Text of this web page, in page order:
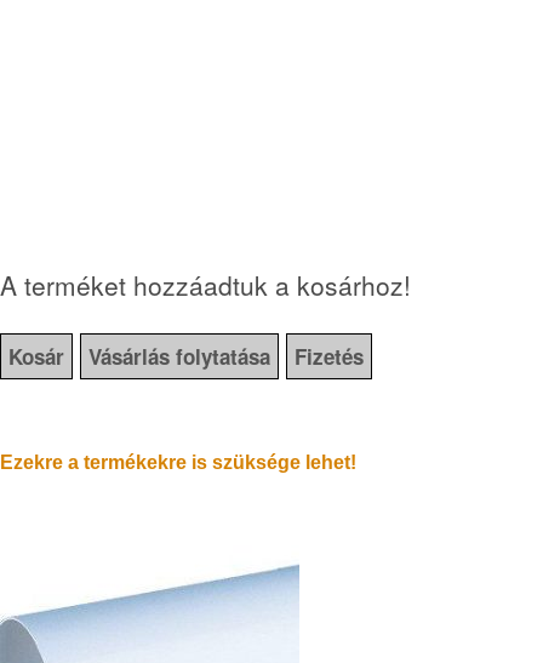
A terméket hozzáadtuk a kosárhoz!
Kosár Vásárlás folytatása Fizetés
Ezekre a termékekre is szüksége lehet!